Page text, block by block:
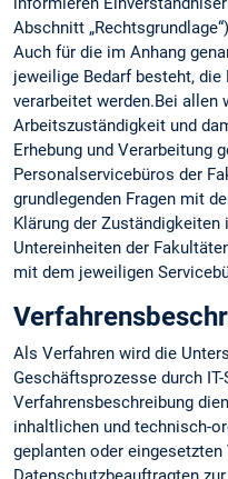
Abschnitt
Auch für die im Anhang
jeweilige Bedarf besteht, die
verarbeitet werden.Bei allen
Arbeitszuständigkeit und
Erhebung und Verarbeitung
Personalservicebüros der
grundlegenden Fragen mit
Klärung der Zuständigkeiten
Untereinheiten der
mit dem jeweiligen
Als Verfahren wird die
Geschäftsprozesse durch
Verfahrensbeschreibung
inhaltlichen und technisch-
geplanten oder